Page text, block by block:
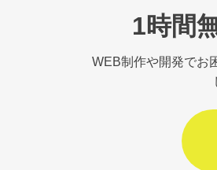
1時間
WEB制作や開発でお